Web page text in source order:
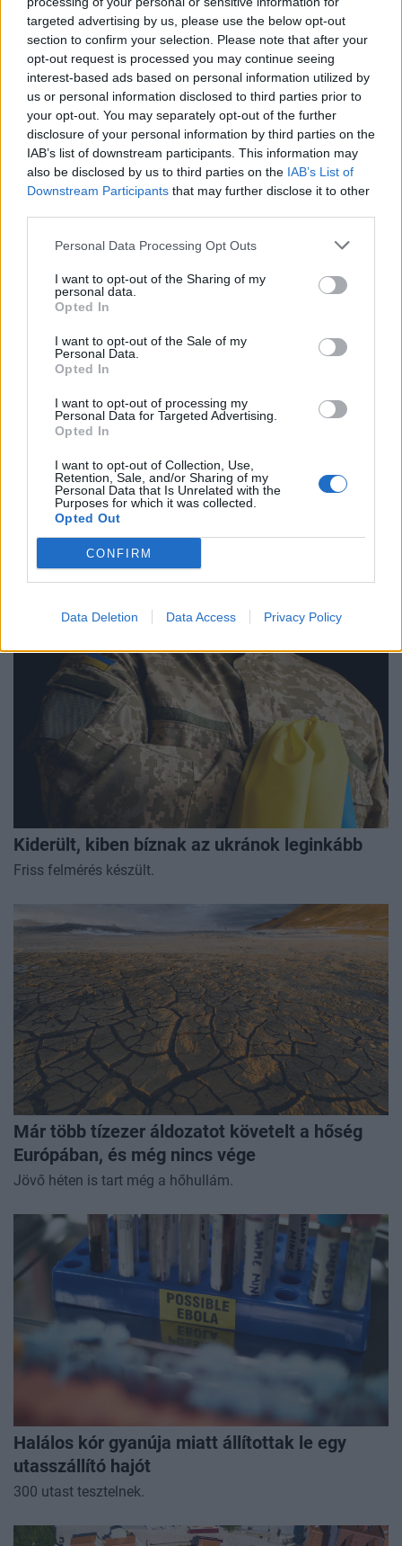
targeted advertising by us, please use the below opt-out
section to confirm your selection. Please note that after your
opt-out request is processed you may continue seeing
interest-based ads based on personal information utilized by
us or personal information disclosed to third parties prior to
your opt-out. You may separately opt-out of the further
disclosure of your personal information by third parties on the
IAB’s list of downstream participants. This information may
also be disclosed by us to third parties on the IAB’s List of
Downstream Participants that may further disclose it to other
Personal Data Processing Opt Outs
I want to opt-out of the Sharing of my
personal data.
Opted In
I want to opt-out of the Sale of my
Personal Data.
Opted In
I want to opt-out of processing my
Personal Data for Targeted Advertising.
Opted In
I want to opt-out of Collection, Use,
Retention, Sale, and/or Sharing of my
Personal Data that Is Unrelated with the
Purposes for which it was collected.
Opted Out
CONFIRM
Data Deletion Data Access Privacy Policy
06:10
Tisza-kormány: vége az önkéntes
fogyasztáscsökkentésnek
01:05
Hatalmas meglepetést okozott a Mol – 2022 óta
nem láttunk ilyet
22:06
Elbizonytalanodtak a befektetők, nyomás alá
kerültek atőzsdék
Két napja lángol az oroszok legnagyobb
finomítója, készül a végső csata az ukrán
erődvárosért - Híreink az orosz-ukrán háborúból
csütörtökön
Összes friss hír
CÍMLAPRÓL AJÁNLJUK
Hatalmas meglepetést okozott a Mol –
2022 óta nem láttunk ilyet
Brutális számokat villantott az olajcég.
Kiderült, kiben bíznak az ukránok leginkább
Friss felmérés készült.
Már több tízezer áldozatot követelt a hőség
Európában, és még nincs vége
Jövő héten is tart még a hőhullám.
Halálos kór gyanúja miatt állítottak le egy
utasszállító hajót
300 utast tesztelnek.